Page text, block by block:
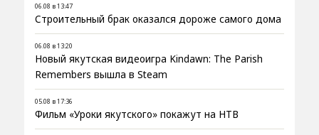
06.08 в 13:47
Строительный брак оказался дороже самого дома
06.08 в 13:20
Новый якутская видеоигра Kindawn: The Parish
Remembers вышла в Steam
05.08 в 17:36
Фильм «Уроки якутского» покажут на НТВ